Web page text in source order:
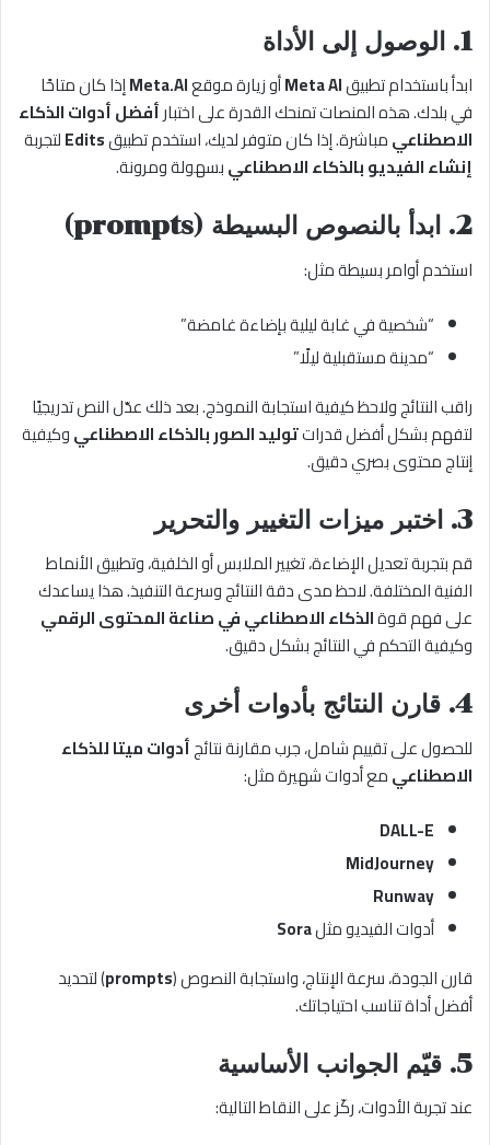
1. الوصول إلى الأداة
ابدأ باستخدام تطبيقMeta AIأو زيارة موقعMeta.AIإذا كان متاحًا
في بلدك. هذه المنصات تمنحك القدرة على اختبارأفضل أدوات الذكاء
الاصطناعيمباشرة. إذا كان متوفر لديك، استخدم تطبيقEditsلتجربة
إنشاء الفيديو بالذكاء الاصطناعيبسهولة ومرونة.
2. ابدأ بالنصوص البسيطة (prompts)
استخدم أوامر بسيطة مثل:
“شخصية في غابة ليلية بإضاءة غامضة”
“مدينة مستقبلية ليلًا”
راقب النتائج ولاحظ كيفية استجابة النموذج. بعد ذلك عدّل النص تدريجيًا
لتفهم بشكل أفضل قدراتتوليد الصور بالذكاء الاصطناعيوكيفية
إنتاج محتوى بصري دقيق.
3. اختبر ميزات التغيير والتحرير
قم بتجربة تعديل الإضاءة، تغيير الملابس أو الخلفية، وتطبيق الأنماط
الفنية المختلفة. لاحظ مدى دقة النتائج وسرعة التنفيذ. هذا يساعدك
على فهم قوةالذكاء الاصطناعي في صناعة المحتوى الرقمي
وكيفية التحكم في النتائج بشكل دقيق.
4. قارن النتائج بأدوات أخرى
للحصول على تقييم شامل، جرب مقارنة نتائجأدوات ميتا للذكاء
الاصطناعيمع أدوات شهيرة مثل:
DALL-E
MidJourney
Runway
أدوات الفيديو مثلSora
قارن الجودة، سرعة الإنتاج، واستجابة النصوص (prompts) لتحديد
أفضل أداة تناسب احتياجاتك.
5. قيّم الجوانب الأساسية
عند تجربة الأدوات، ركّز على النقاط التالية: